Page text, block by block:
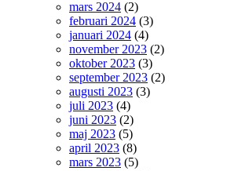
mars 2024 (2)
februari 2024 (3)
januari 2024 (4)
november 2023 (2)
oktober 2023 (3)
september 2023 (2)
augusti 2023 (3)
juli 2023 (4)
juni 2023 (2)
maj 2023 (5)
april 2023 (8)
mars 2023 (5)